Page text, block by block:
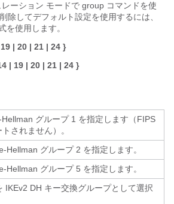
ーション モードで group コマンドを使
除してデフォルト設定を使用するには、
を使用します。
19 | 20 | 21 | 24 }
| 19 | 20 | 21 | 24 }
グループ 1 を指定します（FIPS
されません）。
Hellman グループ 2 を指定します。
Hellman グループ 5 を指定します。
IKEv2 DH キー交換グループとして選択